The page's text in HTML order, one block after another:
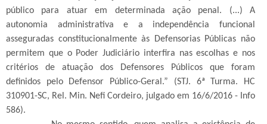
público para atuar em determinada ação penal. (...) A
autonomia administrativa e a independência funcional
asseguradas constitucionalmente às Defensorias Públicas não
permitem que o Poder Judiciário interfira nas escolhas e nos
critérios de atuação dos Defensores Públicos que foram
definidos pelo Defensor Público-Geral.” (STJ. 6ª Turma. HC
310901-SC, Rel. Min. Nefi Cordeiro, julgado em 16/6/2016 - Info
586).